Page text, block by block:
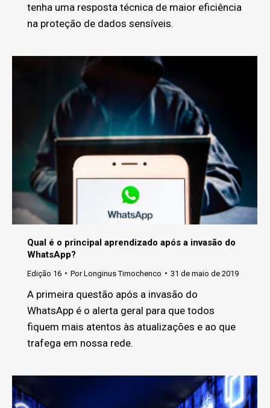
tenha uma resposta técnica de maior eficiência
na proteção de dados sensíveis.
Qual é o principal aprendizado após a invasão do
WhatsApp?
Edição 16 PorLonginus Timochenco 31 de maio de 2019
A primeira questão após a invasão do
WhatsApp é o alerta geral para que todos
fiquem mais atentos às atualizações e ao que
trafega em nossa rede.